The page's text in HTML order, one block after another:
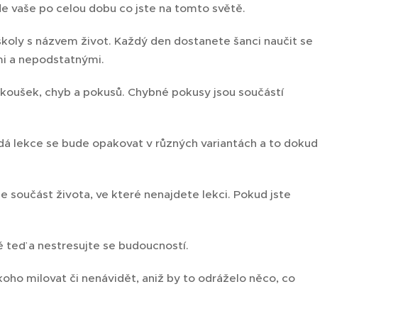
vaše po celou dobu co jste na tomto světě.
s názvem život. Každý den dostanete šanci naučit se
a nepodstatnými.
chyb a pokusů. Chybné pokusy jsou součástí
lekce se bude opakovat v různých variantách a to dokud
součást života, ve které nenajdete lekci. Pokud jste
a nestresujte se budoucností.
milovat či nenávidět, aniž by to odráželo něco, co